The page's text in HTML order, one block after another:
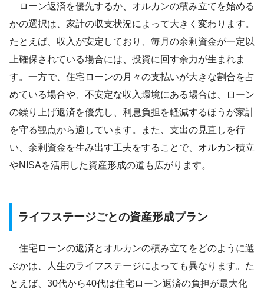
ローン返済を優先するか、オルカンの積み立てを始める
かの選択は、家計の収支状況によって大きく変わります。
たとえば、収入が安定しており、毎月の余剰資金が一定以
上確保されている場合には、投資に回す余力が生まれま
す。一方で、住宅ローンの月々の支払いが大きな割合を占
めている場合や、不安定な収入環境にある場合は、ローン
の繰り上げ返済を優先し、利息負担を軽減するほうが家計
を守る観点から適しています。また、支出の見直しを行
い、余剰資金を生み出す工夫をすることで、オルカン積立
やNISAを活用した資産形成の道も広がります。
ライフステージごとの資産形成プラン
住宅ローンの返済とオルカンの積み立てをどのように選
ぶかは、人生のライフステージによっても異なります。た
とえば、30代から40代は住宅ローン返済の負担が最大化